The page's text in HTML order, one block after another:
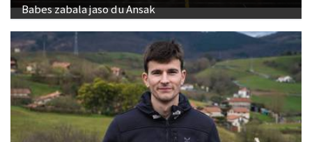
Babes zabala jaso du Ansak